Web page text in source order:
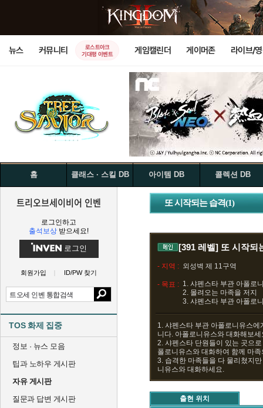
뉴스 커뮤니티
로스트아크
기대평 이벤트
게임캘린더 게이머존 라이브/
홈 클래스 · 스킬 DB 아이템 DB 콜렉션 DB
트리오브세이비어 인벤
로그인하고
출석보상 받으세요!
로그인
회원가입 ID/PW 찾기
TOS 화제 집중
정보 · 뉴스 모음
팁과 노하우 게시판
자유 게시판
질문과 답변 게시판
또 시작되는 습격(1)
[391 레벨] 또 시작되
- 지역 : 외성벽 제 11구역
- 목표 : 1. 샤펜스타 부관 아폴로
2. 몰려오는 마족을 저지
3. 샤펜스타 부관 아폴로
1. 샤펜스타 부관 아폴로니유스
니다. 아폴로니유스와 대화해보세
2. 샤펜스타 단원들이 있는 곳으
폴로니유스와 대화하여 함께 마
3. 습격한 마족들을 다 물리쳤지
니유스와 대화하세요.
출현 위치